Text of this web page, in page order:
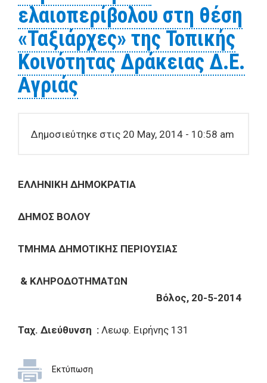
ελαιοπερίβολου στη θέση
«Ταξιάρχες» της Τοπικής
Κοινότητας Δράκειας Δ.Ε.
Αγριάς
Δημοσιεύτηκε στις 20 May, 2014 - 10:58 am
EΛΛΗΝΙΚΗ ΔΗΜΟΚΡΑΤΙΑ
ΔΗΜΟΣ ΒΟΛΟΥ
ΤΜΗΜΑ ΔΗΜΟΤΙΚΗΣ ΠΕΡΙΟΥΣΙΑΣ
& ΚΛΗΡΟΔΟΤΗΜΑΤΩΝ
Βόλος, 20-5-2014
Ταχ. Διεύθυνση : Λεωφ. Ειρήνης 131
Εκτύπωση